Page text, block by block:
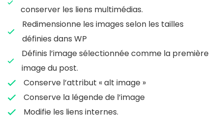
conserver les liens multimédias.
Redimensionne les images selon les tailles
définies dans WP
Définis l’image sélectionnée comme la première
image du post.
Conserve l’attribut « alt image »
Conserve la légende de l’image
Modifie les liens internes.